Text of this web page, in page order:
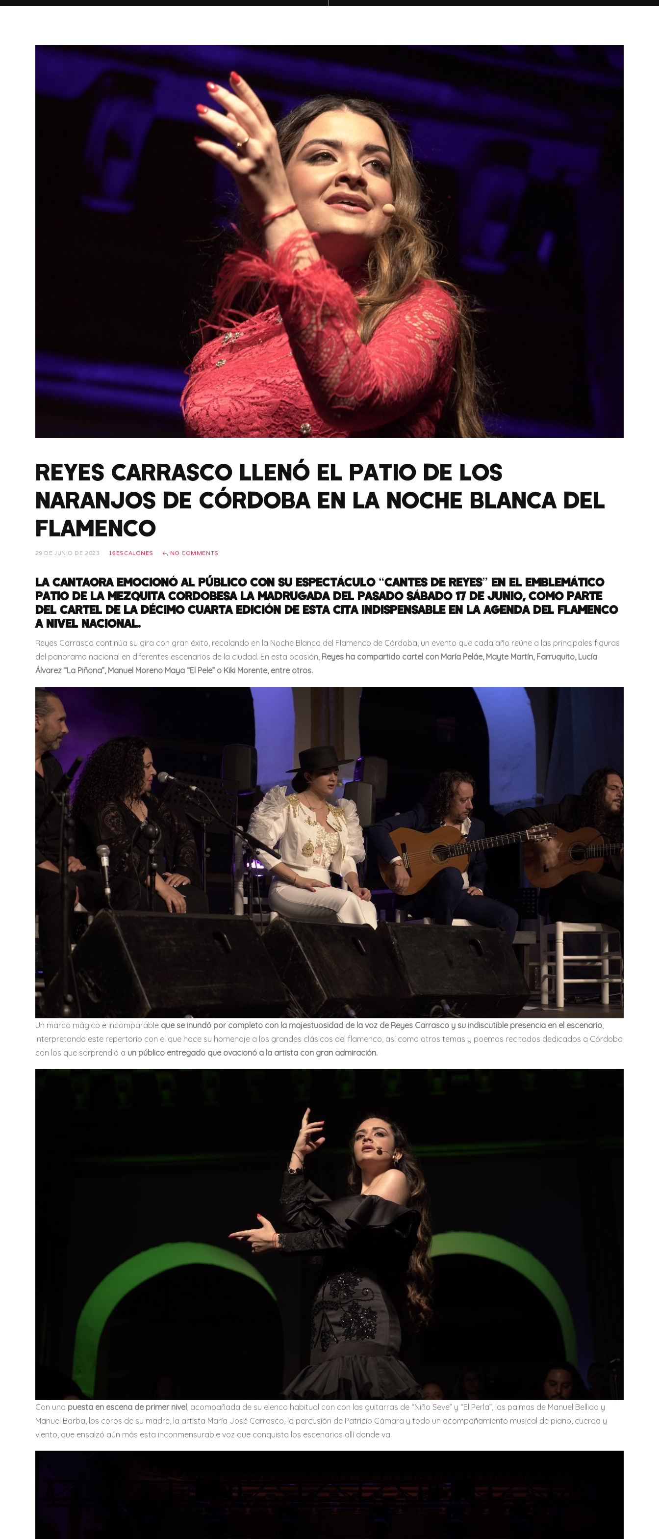
REYES CARRASCO LLENÓ EL PATIO DE LOS
NARANJOS DE CÓRDOBA EN LA NOCHE BLANCA DEL
FLAMENCO
29 DE JUNIO DE 2023 16ESCALONES NO COMMENTS
LA CANTAORA EMOCIONÓ AL PÚBLICO CON SU ESPECTÁCULO “CANTES DE REYES” EN EL EMBLEMÁTICO
PATIO DE LA MEZQUITA CORDOBESA LA MADRUGADA DEL PASADO SÁBADO 17 DE JUNIO, COMO PARTE
DEL CARTEL DE LA DÉCIMO CUARTA EDICIÓN DE ESTA CITA INDISPENSABLE EN LA AGENDA DEL FLAMENCO
A NIVEL NACIONAL.
Reyes Carrasco continúa su gira con gran éxito, recalando en la Noche Blanca del Flamenco de Córdoba, un evento que cada año reúne a las principales figuras
del panorama nacional en diferentes escenarios de la ciudad. En esta ocasión, Reyes ha compartido cartel con María Peláe, Mayte Martín, Farruquito, Lucía
Álvarez “La Piñona”, Manuel Moreno Maya “El Pele” o Kiki Morente, entre otros.
Un marco mágico e incomparable que se inundó por completo con la majestuosidad de la voz de Reyes Carrasco y su indiscutible presencia en el escenario,
interpretando este repertorio con el que hace su homenaje a los grandes clásicos del flamenco, así como otros temas y poemas recitados dedicados a Córdoba
con los que sorprendió a un público entregado que ovacionó a la artista con gran admiración.
Con una puesta en escena de primer nivel, acompañada de su elenco habitual con con las guitarras de “Niño Seve” y “El Perla”, las palmas de Manuel Bellido y
Manuel Barba, los coros de su madre, la artista María José Carrasco, la percusión de Patricio Cámara y todo un acompañamiento musical de piano, cuerda y
viento, que ensalzó aún más esta inconmensurable voz que conquista los escenarios allí donde va.